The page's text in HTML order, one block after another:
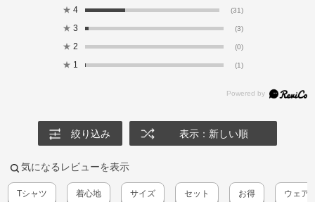
★ 4 (31)
★ 3 (3)
★ 2 (0)
★ 1 (1)
絞り込み 表示：新しい順
気になるレビューを表示
Tシャツ 着心地 サイズ セット お得 ウェア